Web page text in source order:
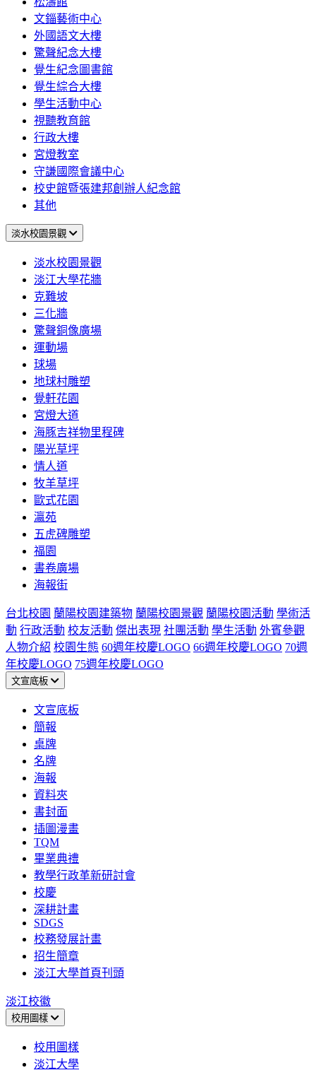
文錙藝術中心
外國語文大樓
驚聲紀念大樓
覺生紀念圖書館
覺生綜合大樓
學生活動中心
視聽教育館
行政大樓
宮燈教室
守謙國際會議中心
校史館暨張建邦創辦人紀念館
其他
淡水校園景觀
淡水校園景觀
淡江大學花牆
克難坡
三化牆
驚聲銅像廣場
運動場
球場
地球村雕塑
覺軒花園
宮燈大道
海豚吉祥物里程碑
陽光草坪
情人道
牧羊草坪
歐式花園
瀛苑
五虎碑雕塑
福園
書卷廣場
海報街
台北校園 蘭陽校園建築物 蘭陽校園景觀 蘭陽校園活動 學術活
動 行政活動 校友活動 傑出表現 社團活動 學生活動 外賓參觀
人物介紹 校園生態 60週年校慶LOGO 66週年校慶LOGO 70週
年校慶LOGO 75週年校慶LOGO
文宣底板
文宣底板
簡報
桌牌
名牌
海報
資料夾
書封面
插圖漫畫
TQM
畢業典禮
教學行政革新研討會
校慶
深耕計畫
SDGS
校務發展計畫
招生簡章
淡江大學首頁刊頭
淡江校徽
校用圖樣
校用圖樣
淡江大學